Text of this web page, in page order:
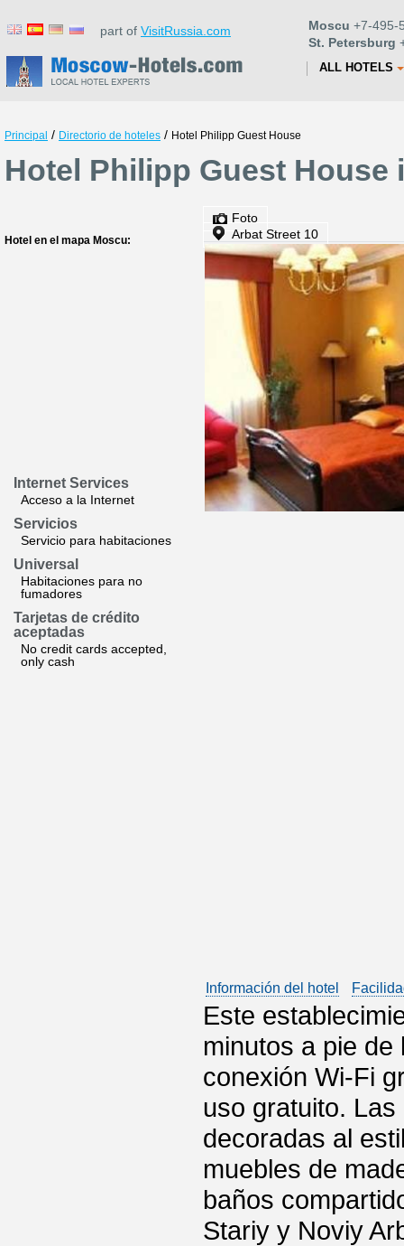
part of VisitRussia.com Moscu +7-495-
St. Petersburg
ALL HOTELS
Principal / Directorio de hoteles / Hotel Philipp Guest House
Hotel Philipp Guest House
Hotel en el mapa Moscu:
Internet Services
Acceso a la Internet
Servicios
Servicio para habitaciones
Universal
Habitaciones para no
fumadores
Tarjetas de crédito
aceptadas
No credit cards accepted,
only cash
Foto
Arbat Street 10
Información del hotel
Este
minutos a pie
conexión Wi-Fi
uso gratuito.
decoradas al
muebles de
baños
Stariy y Noviy